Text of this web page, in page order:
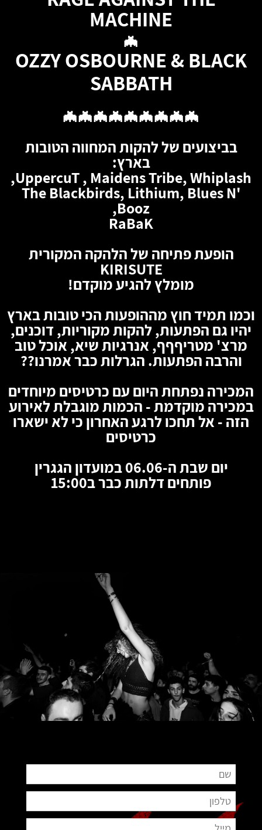
MACHINE
🦇
OZZY OSBOURNE & BLACK
SABBATH
🦇🦇🦇🦇🦇🦇🦇🦇🦇
בביצועים של להקות המחווה הטובות
בארץ:
UppercuT , Maidens Tribe, Whiplash,
The Blackbirds, Lithium, Blues N'
Booz,
RaBaK
הופעת פתיחה של הלהקה המקורית
KIRISUTE
מומלץ להגיע מוקדם!
וכמו תמיד חוץ מההופעות הכי טובות בארץ
יהיו גם הפתעות, להקות מקוריות, דוכנים,
מרצ' מטריףףף, אנרגיות שיא, אוכל טוב
והרבה הפתעות. הגרלות כבר אמרנו??
המכירה נפתחת היום עם כרטיסים מיוחדים
במכירה מוקדמת - הכמות מוגבלת לאירוע
הזה - אל תחכו לרגע האחרון כי לא ישארו
כרטיסים
יום שבת ה-06.06 במועדון הגגרין
פותחים דלתות כבר ב15:00